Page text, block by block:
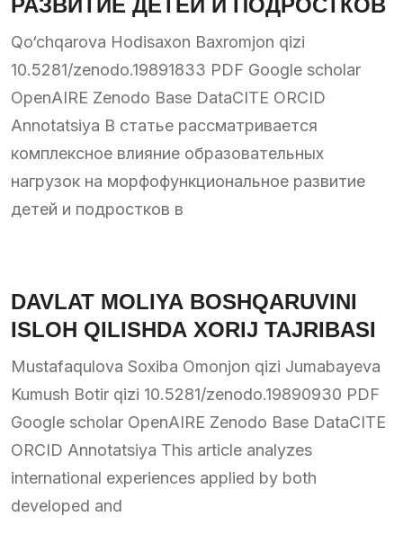
РАЗВИТИЕ ДЕТЕЙ И ПОДРОСТКОВ
Qo‘chqarova Hodisaxon Baxromjon qizi
10.5281/zenodo.19891833 PDF Google scholar
OpenAIRE Zenodo Base DataCITE ORCID
Annotatsiya В статье рассматривается
комплексное влияние образовательных
нагрузок на морфофункциональное развитие
детей и подростков в
DAVLAT MOLIYA BOSHQARUVINI
ISLOH QILISHDA XORIJ TAJRIBASI
Mustafaqulova Soxiba Omonjon qizi Jumabayeva
Kumush Botir qizi 10.5281/zenodo.19890930 PDF
Google scholar OpenAIRE Zenodo Base DataCITE
ORCID Annotatsiya This article analyzes
international experiences applied by both
developed and